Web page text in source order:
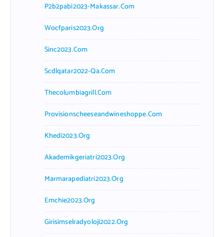
P2b2pabi2023-Makassar.com
Wocfparis2023.org
Sinc2023.com
Scdlqatar2022-Qa.com
Thecolumbiagrill.com
Provisionscheeseandwineshoppe.com
Khedi2023.org
Akademikgeriatri2023.org
Marmarapediatri2023.org
Emchie2023.org
Girisimselradyoloji2022.org